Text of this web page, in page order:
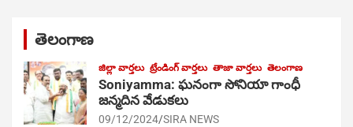
తెలంగాణ
జిల్లా వార్తలు ట్రేండింగ్ వార్తలు తాజా వార్తలు తెలంగాణ
Soniyamma: ఘ‌నంగా సోనియా గాంధీ
జ‌న్మ‌దిన వేడుక‌లు
09/12/2024 SIRA NEWS